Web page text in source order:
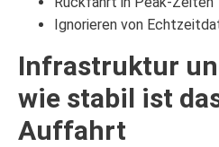
Ignorieren von
Infrastruktur
wie stabil ist
Auffahrt